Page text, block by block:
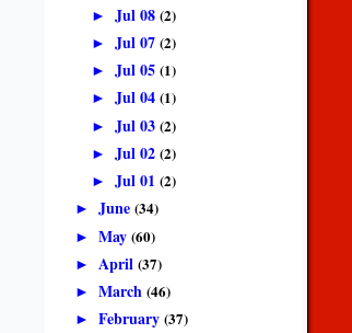
►Jul 08(2)
►Jul 07(2)
►Jul 05(1)
►Jul 04(1)
►Jul 03(2)
►Jul 02(2)
►Jul 01(2)
► June (34)
► May (60)
► April (37)
► March (46)
► February (37)